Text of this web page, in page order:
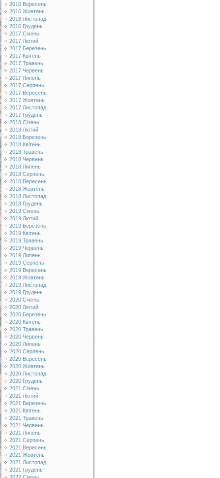
2016 Вересень
2016 Жовтень
2016 Листопад
2016 Грудень
2017 Січень
2017 Лютий
2017 Березень
2017 Квітень
2017 Травень
2017 Червень
2017 Липень
2017 Серпень
2017 Вересень
2017 Жовтень
2017 Листопад
2017 Грудень
2018 Січень
2018 Лютий
2018 Березень
2018 Квітень
2018 Травень
2018 Червень
2018 Липень
2018 Серпень
2018 Вересень
2018 Жовтень
2018 Листопад
2018 Грудень
2019 Січень
2019 Лютий
2019 Березень
2019 Квітень
2019 Травень
2019 Червень
2019 Липень
2019 Серпень
2019 Вересень
2019 Жовтень
2019 Листопад
2019 Грудень
2020 Січень
2020 Лютий
2020 Березень
2020 Квітень
2020 Травень
2020 Червень
2020 Липень
2020 Серпень
2020 Вересень
2020 Жовтень
2020 Листопад
2020 Грудень
2021 Січень
2021 Лютий
2021 Березень
2021 Квітень
2021 Травень
2021 Червень
2021 Липень
2021 Серпень
2021 Вересень
2021 Жовтень
2021 Листопад
2021 Грудень